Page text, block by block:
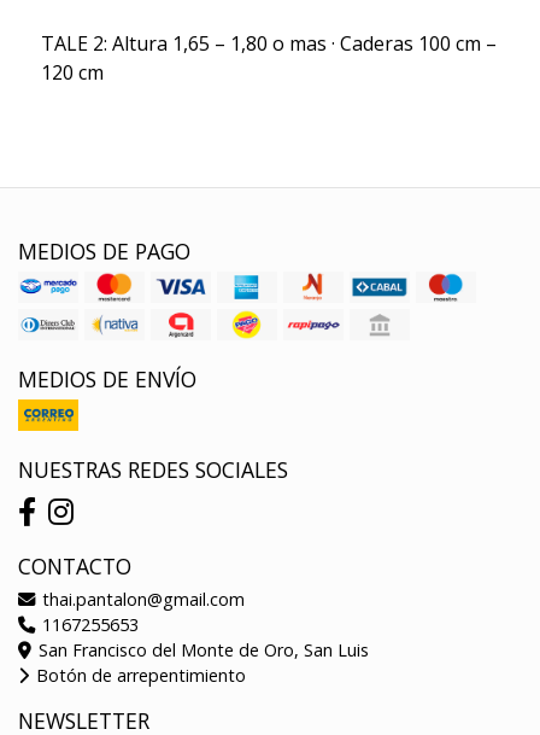
TALE 2: Altura 1,65 – 1,80 o mas · Caderas 100 cm –
120 cm
MEDIOS DE PAGO
MEDIOS DE ENVÍO
NUESTRAS REDES SOCIALES
CONTACTO
thai.pantalon@gmail.com
1167255653
San Francisco del Monte de Oro, San Luis
Botón de arrepentimiento
NEWSLETTER